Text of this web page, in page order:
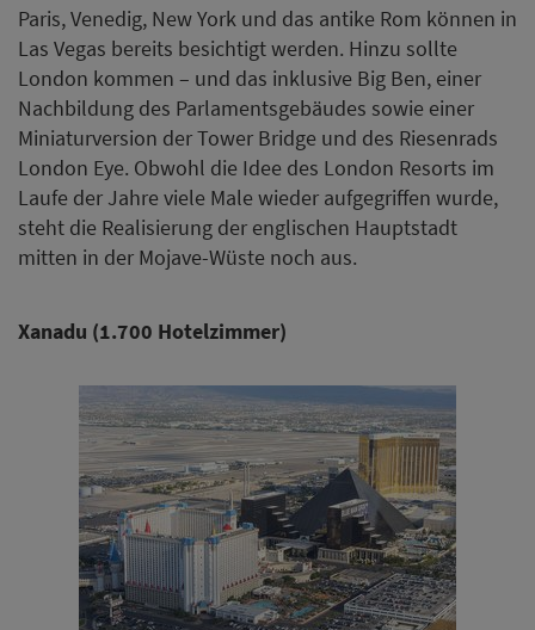
Paris, Venedig, New York und das antike Rom können in
Las Vegas bereits besichtigt werden. Hinzu sollte
London kommen – und das inklusive Big Ben, einer
Nachbildung des Parlamentsgebäudes sowie einer
Miniaturversion der Tower Bridge und des Riesenrads
London Eye. Obwohl die Idee des London Resorts im
Laufe der Jahre viele Male wieder aufgegriffen wurde,
steht die Realisierung der englischen Hauptstadt
mitten in der Mojave-Wüste noch aus.
Xanadu (1.700 Hotelzimmer)